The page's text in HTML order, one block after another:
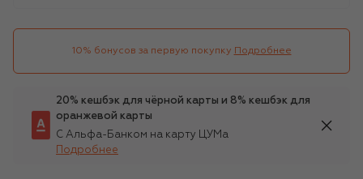
10% бонусов за первую покупку Подробнее
20% кешбэк для чёрной карты и 8% кешбэк для
оранжевой карты
С Альфа-Банком на карту ЦУМа
Подробнее